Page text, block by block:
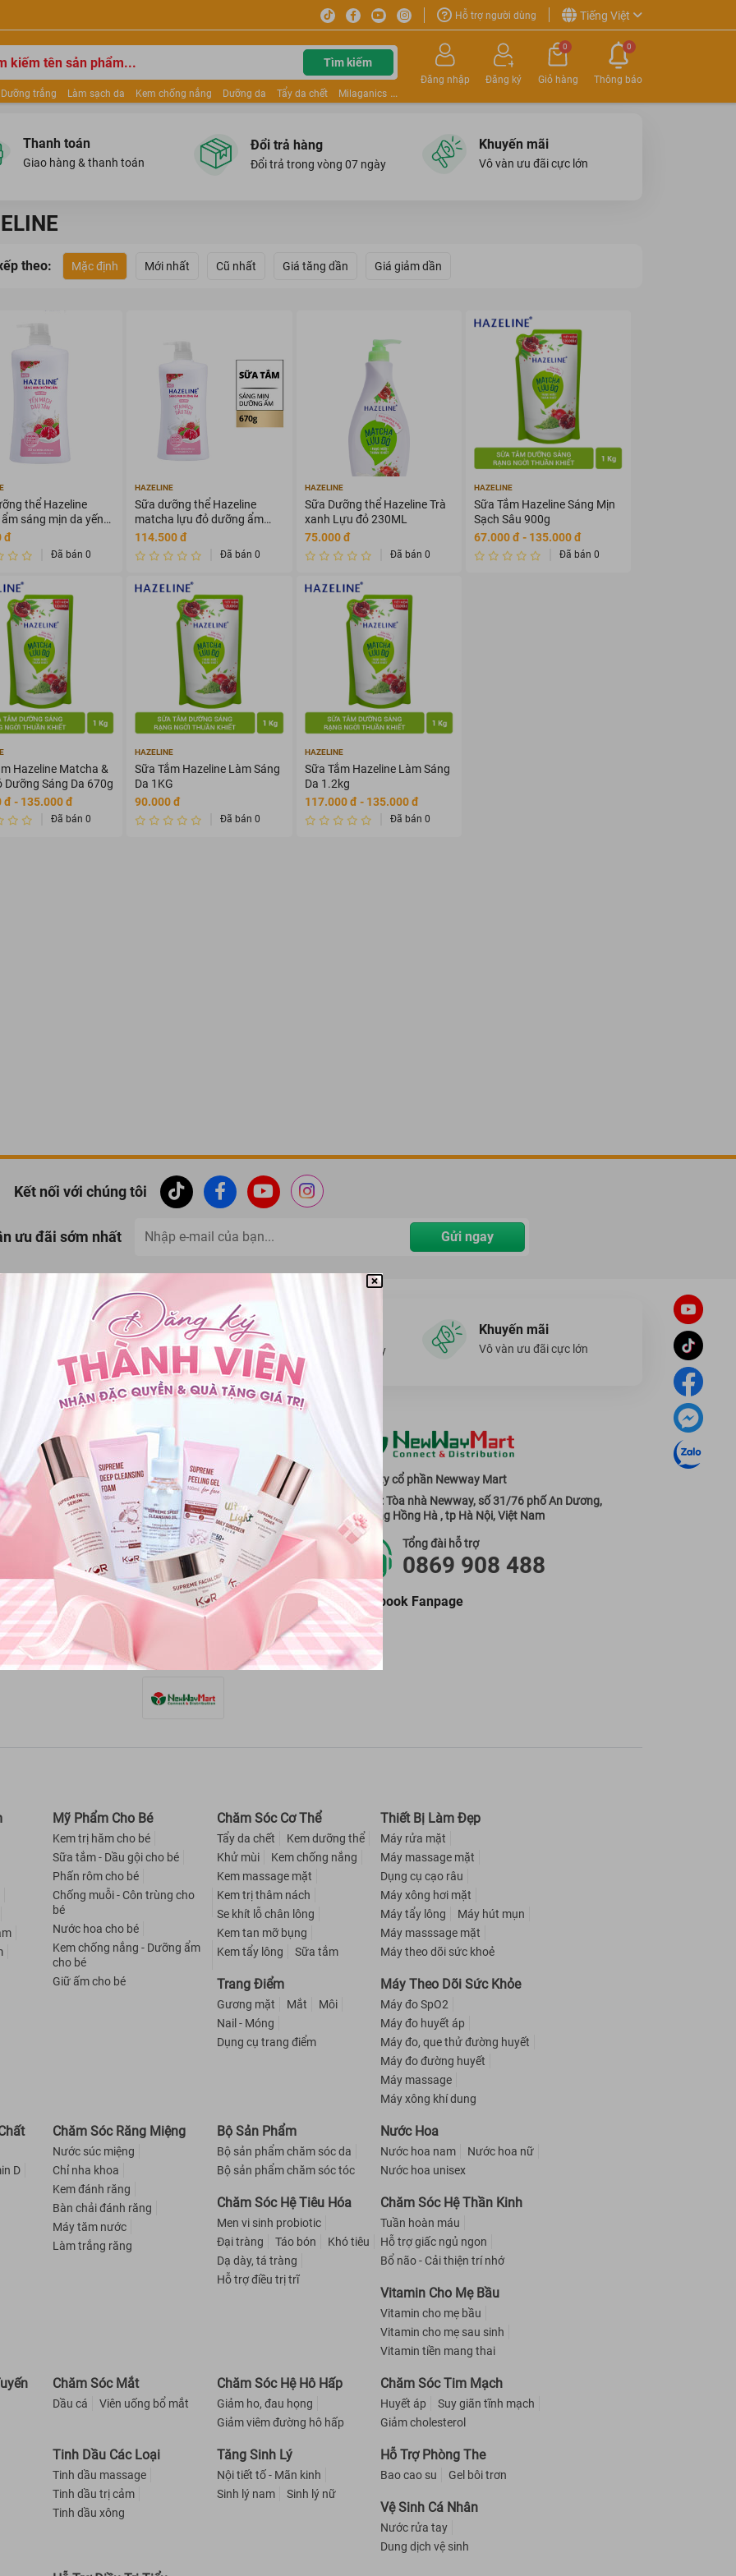
Hỗ trợ người dùng Tiếng Việt
Tìm kiếm
Dưỡng trắng Làm sạch da Kem chống nắng Dưỡng da Tẩy da chết
Milaganics
Đăng nhập Đăng ký
0
Giỏ hàng Thông báo
0
Thanh toán
Giao hàng & thanh toán
Đổi trả hàng
Đổi trả trong vòng 07 ngày
Khuyến mãi
Vô vàn ưu đãi cực lớn
theo: Mặc định Mới nhất Cũ nhất Giá tăng dần Giá giảm dần
thể Hazeline
sáng mịn da yến
dâu tằm 230ml
đ
Đã bán 0
HAZELINE
Sữa dưỡng thể Hazeline
matcha lựu đỏ dưỡng ẩm
sáng mịn da 370ml
114.500 đ
Đã bán 0
HAZELINE
Sữa Dưỡng thể Hazeline Trà
xanh Lựu đỏ 230ML
75.000 đ
Đã bán 0
HAZELINE
Sữa Tắm Hazeline Sáng Mịn
Sạch Sâu 900g
67.000 đ - 135.000 đ
Đã bán 0
Hazeline Matcha &
Dưỡng Sáng Da 670g
đ - 135.000 đ
Đã bán 0
HAZELINE
Sữa Tắm Hazeline Làm Sáng
Da 1KG
90.000 đ
Đã bán 0
HAZELINE
Sữa Tắm Hazeline Làm Sáng
Da 1.2kg
117.000 đ - 135.000 đ
Đã bán 0
Kết nối với chúng tôi
ưu đãi sớm nhất Gửi ngay
Thanh toán
Giao hàng & thanh toán
Đổi trả hàng
Đổi trả trong vòng 07 ngày
Khuyến mãi
Vô vàn ưu đãi cực lớn
HÀNG
hành
tiền
hàng
hàng
giúp
PHƯƠNG THỨC THANH TOÁN
PHƯƠNG THỨC VẬN CHUYỂN
Công ty cổ phần Newway Mart
Trụ sở: Tòa nhà Newway, số 31/76 phố An Dương,
phường Hồng Hà , tp Hà Nội, Việt Nam
Tổng đài hỗ trợ
0869 908 488
Facebook Fanpage
Mỹ Phẩm Cho Bé
Kem trị hăm cho bé
Sữa tắm - Dầu gội cho bé
Phấn rôm cho bé
Chống muỗi - Côn trùng cho
bé
Nước hoa cho bé
Kem chống nắng - Dưỡng ẩm
cho bé
Giữ ấm cho bé
Chăm Sóc Cơ Thể
Tẩy da chết
Kem dưỡng thể
Khử mùi
Kem chống nắng
Kem massage mặt
Kem trị thâm nách
Se khít lỗ chân lông
Kem tan mỡ bụng
Kem tẩy lông
Sữa tắm
Thiết Bị Làm Đẹp
Máy rửa mặt
Máy massage mặt
Dụng cụ cạo râu
Máy xông hơi mặt
Máy tẩy lông
Máy hút mụn
Máy masssage mặt
Máy theo dõi sức khoẻ
Trang Điểm
Gương mặt Mắt
Môi
Nail - Móng
Dụng cụ trang điểm
Máy Theo Dõi Sức Khỏe
Máy đo SpO2
Máy đo huyết áp
Máy đo, que thử đường huyết
Máy đo đường huyết
Máy massage
Máy xông khí dung
D
Chăm Sóc Răng Miệng
Nước súc miệng
Chỉ nha khoa
Kem đánh răng
Bàn chải đánh răng
Máy tăm nước
Làm trắng răng
Bộ Sản Phẩm
Bộ sản phẩm chăm sóc da
Bộ sản phẩm chăm sóc tóc
Nước Hoa
Nước hoa nam
Nước hoa nữ
Nước hoa unisex
Chăm Sóc Hệ Tiêu Hóa
Men vi sinh probiotic
Đại tràng
Táo bón
Khó tiêu
Dạ dày, tá tràng
Hỗ trợ điều trị trĩ
Chăm Sóc Hệ Thần Kinh
Tuần hoàn máu
Hỗ trợ giấc ngủ ngon
Bổ não - Cải thiện trí nhớ
Vitamin Cho Mẹ Bầu
Vitamin cho mẹ bầu
Vitamin cho mẹ sau sinh
Vitamin tiền mang thai
Chăm Sóc Mắt
Dầu cá Viên uống bổ mắt
Chăm Sóc Hệ Hô Hấp
Giảm ho, đau họng
Giảm viêm đường hô hấp
Chăm Sóc Tim Mạch
Huyết áp
Suy giãn tĩnh mạch
Giảm cholesterol
Tinh Dầu Các Loại
Tinh dầu massage
Tinh dầu trị cảm
Tinh dầu xông
Tăng Sinh Lý
Nội tiết tố - Mãn kinh
Sinh lý nam
Sinh lý nữ
Hỗ Trợ Phòng The
Bao cao su Gel bôi trơn
Vệ Sinh Cá Nhân
Nước rửa tay
Dung dịch vệ sinh